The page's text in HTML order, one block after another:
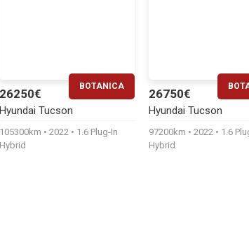
BOTANICA
26250€
Hyundai Tucson
105300km 2022
1.6 Plug-In
Hybrid
26750€
Hyundai Tucson
97200km 2022
1.6
Hybrid